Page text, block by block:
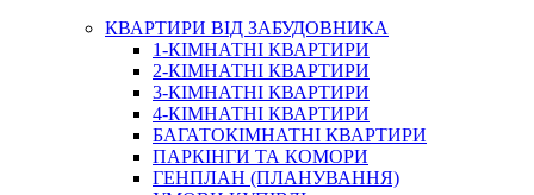
КВАРТИРИ ВІД ЗАБУДОВНИКА
1-КІМНАТНІ КВАРТИРИ
2-КІМНАТНІ КВАРТИРИ
3-КІМНАТНІ КВАРТИРИ
4-КІМНАТНІ КВАРТИРИ
БАГАТОКІМНАТНІ КВАРТИРИ
ПАРКІНГИ ТА КОМОРИ
ГЕНПЛАН (ПЛАНУВАННЯ)